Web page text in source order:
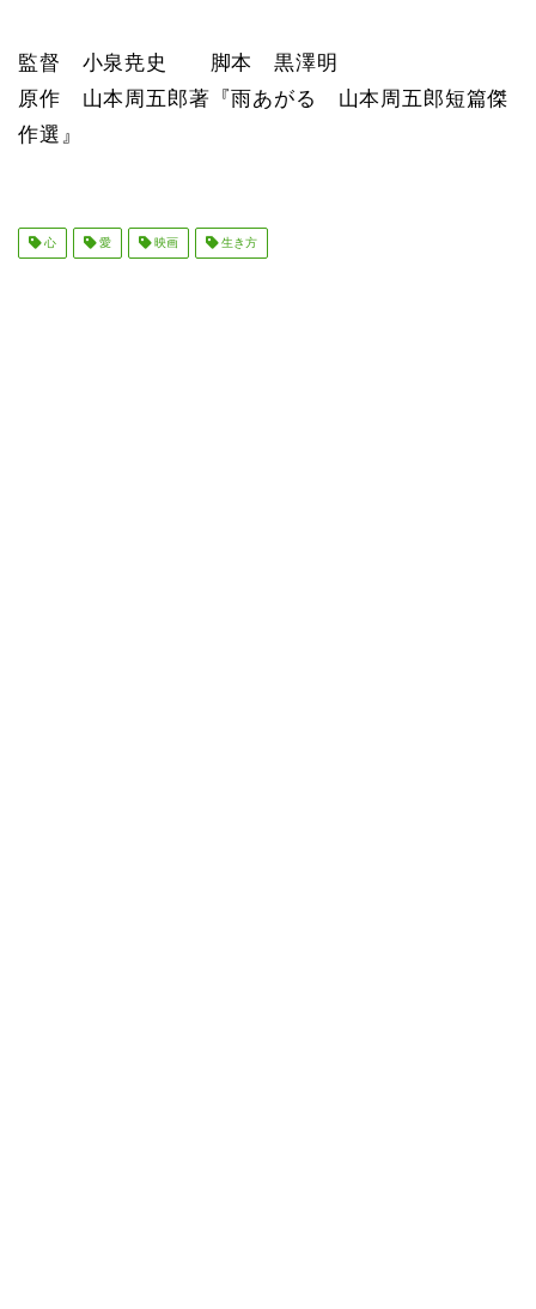
監督 小泉尭史 脚本 黒澤明
原作 山本周五郎著『雨あがる 山本周五郎短篇傑
作選』
心 愛 映画 生き方